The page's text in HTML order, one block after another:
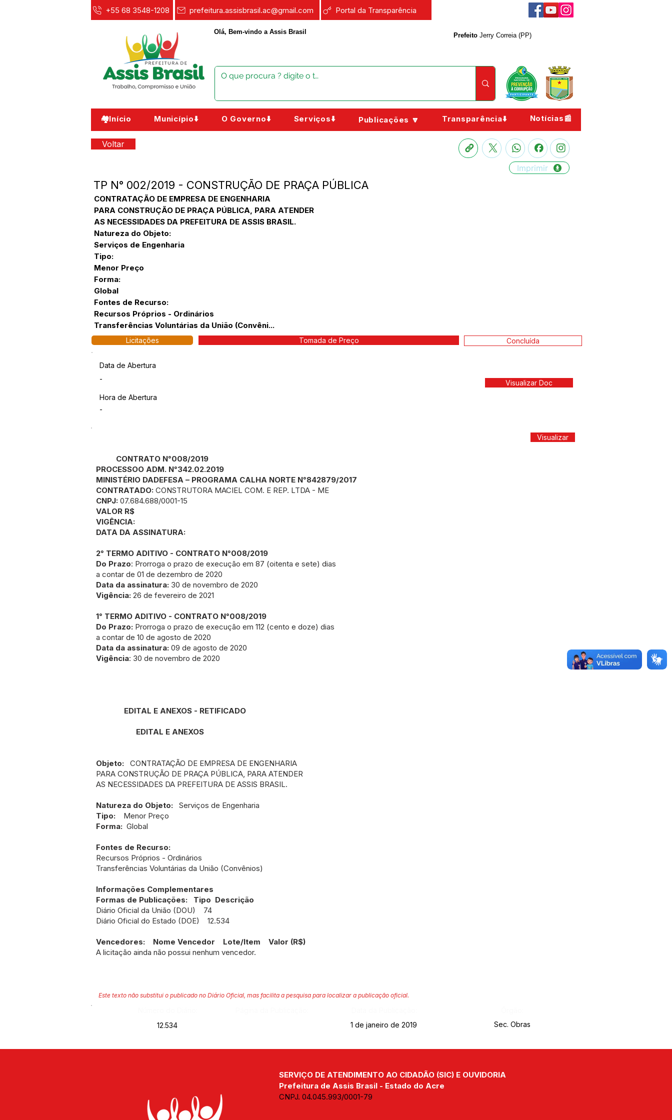
+55 68 3548-1208 prefeitura.assisbrasil.ac@gmail.com Portal da Transparência
Olá, Bem-vindo a Assis Brasil Prefeito Jerry Correia (PP)
🏘️Início Município⬇️ O Governo⬇️ Serviços⬇️ Publicações 🔽 Transparência⬇️ Notícias📰
Voltar
Imprimir
TP N° 002/2019 - CONSTRUÇÃO DE PRAÇA PÚBLICA
CONTRATAÇÃO DE EMPRESA DE ENGENHARIA
PARA CONSTRUÇÃO DE PRAÇA PÚBLICA, PARA ATENDER
AS NECESSIDADES DA PREFEITURA DE ASSIS BRASIL.
Natureza do Objeto:
Serviços de Engenharia
Tipo:
Menor Preço
Forma:
Global
Fontes de Recurso:
Recursos Próprios - Ordinários
Transferências Voluntárias da União (Convêni...
Licitações Tomada de Preço Concluída
Data de Abertura
-
Hora de Abertura
-
Visualizar Doc
CONTRATO N°008/2019
PROCESSOO ADM. N°342.02.2019
MINISTÉRIO DADEFESA – PROGRAMA CALHA NORTE N°842879/2017
CONTRATADO: CONSTRUTORA MACIEL COM. E REP. LTDA - ME
CNPJ: 07.684.688/0001-15
VALOR R$
VIGÊNCIA:
DATA DA ASSINATURA:
2° TERMO ADITIVO - CONTRATO N°008/2019
Do Prazo: Prorroga o prazo de execução em 87 (oitenta e sete) dias
a contar de 01 de dezembro de 2020
Data da assinatura: 30 de novembro de 2020
Vigência: 26 de fevereiro de 2021
1° TERMO ADITIVO - CONTRATO N°008/2019
Do Prazo: Prorroga o prazo de execução em 112 (cento e doze) dias
a contar de 10 de agosto de 2020
Data da assinatura: 09 de agosto de 2020
Vigência: 30 de novembro de 2020
EDITAL E ANEXOS - RETIFICADO
EDITAL E ANEXOS
Objeto: CONTRATAÇÃO DE EMPRESA DE ENGENHARIA
PARA CONSTRUÇÃO DE PRAÇA PÚBLICA, PARA ATENDER
AS NECESSIDADES DA PREFEITURA DE ASSIS BRASIL.
Natureza do Objeto:
Serviços de Engenharia
Tipo:
Menor Preço
Forma: Global
Fontes de Recurso:
Recursos Próprios - Ordinários
Transferências Voluntárias da União (Convênios)
Informações Complementares
Formas de Publicações: Tipo Descrição
Diário Oficial da União (DOU) 74
Diário Oficial do Estado (DOE) 12.534
Vencedores: Nome Vencedor Lote/Item Valor (R$)
A licitação ainda não possui nenhum vencedor.
Visualizar
Este texto não substitui o publicado no Diário Oficial, mas facilita a pesquisa para localizar a publicação oficial.
12.534
1 de janeiro de 2019 Sec. Obras
SERVIÇO DE ATENDIMENTO AO CIDADÃO (SIC) E OUVIDORIA
Prefeitura de Assis Brasil - Estado do Acre
CNPJ. 04.045.993/0001-79